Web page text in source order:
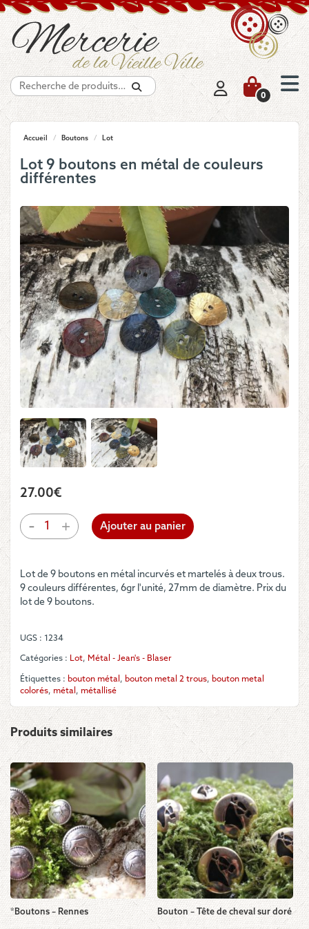
Recherche
0
Accueil / Boutons / Lot
Lot 9 boutons en métal de couleurs
différentes
27.00€
-
quantité
de
boutons
en
métal
différentes
+ Ajouter au panier
Lot de 9 boutons en métal incurvés et martelés à deux trous.
9 couleurs différentes, 6gr l'unité, 27mm de diamètre. Prix du
lot de 9 boutons.
UGS : 1234
Catégories : Lot, Métal - Jean's - Blaser
Étiquettes : bouton métal , bouton metal 2 trous, bouton metal
colorés, métal , métallisé
Produits similaires
*Boutons – Rennes Bouton – Tête de cheval sur doré